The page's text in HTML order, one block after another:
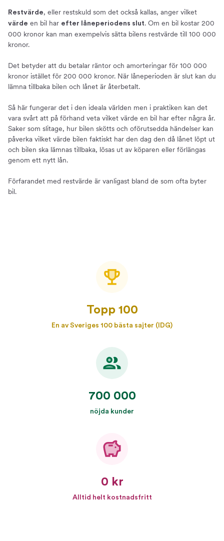
Restvärde, eller restskuld som det också kallas, anger vilket
värde en bil har efter låneperiodens slut. Om en bil kostar 200
000 kronor kan man exempelvis sätta bilens restvärde till 100 000
kronor.
Det betyder att du betalar räntor och amorteringar för 100 000
kronor istället för 200 000 kronor. När låneperioden är slut kan du
lämna tillbaka bilen och lånet är återbetalt.
Så här fungerar det i den ideala världen men i praktiken kan det
vara svårt att på förhand veta vilket värde en bil har efter några år.
Saker som slitage, hur bilen skötts och oförutsedda händelser kan
påverka vilket värde bilen faktiskt har den dag den då lånet löpt ut
och bilen ska lämnas tillbaka, lösas ut av köparen eller förlängas
genom ett nytt lån.
Förfarandet med restvärde är vanligast bland de som ofta byter
bil.
Topp 100
En av Sveriges 100 bästa sajter (IDG)
700 000
nöjda kunder
0 kr
Alltid helt kostnadsfritt